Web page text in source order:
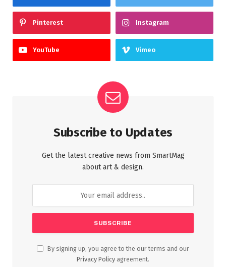
Pinterest Instagram
YouTube Vimeo
Subscribe to Updates
Get the latest creative news from SmartMag
about art & design.
By signing up, you agree to the our terms and our
Privacy Policy agreement.